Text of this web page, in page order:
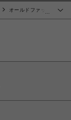
…
オールドファッ